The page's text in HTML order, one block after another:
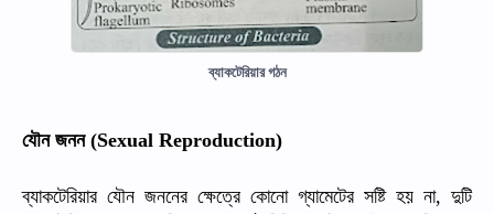
ব্যাকটেরিয়ার গঠন
যৌন জনন(Sexual Reproduction)
ব্যাকটেরিয়ার যৌন জননের ক্ষেত্রে কোনো গ্যামেটের সষ্টি হয় না, দুটি